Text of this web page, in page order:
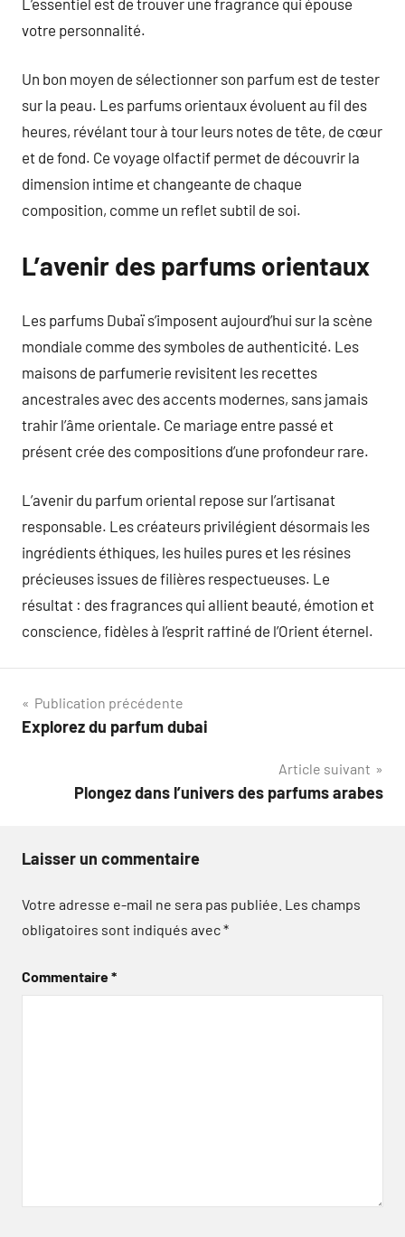
votre personnalité.
Un bon moyen de sélectionner son parfum est de tester
sur la peau. Les parfums orientaux évoluent au fil des
heures, révélant tour à tour leurs notes de tête, de cœur
et de fond. Ce voyage olfactif permet de découvrir la
dimension intime et changeante de chaque
composition, comme un reflet subtil de soi.
L’avenir des parfums orientaux
Les parfums Dubaï s’imposent aujourd’hui sur la scène
mondiale comme des symboles de authenticité. Les
maisons de parfumerie revisitent les recettes
ancestrales avec des accents modernes, sans jamais
trahir l’âme orientale. Ce mariage entre passé et
présent crée des compositions d’une profondeur rare.
L’avenir du parfum oriental repose sur l’artisanat
responsable. Les créateurs privilégient désormais les
ingrédients éthiques, les huiles pures et les résines
précieuses issues de filières respectueuses. Le
résultat : des fragrances qui allient beauté, émotion et
conscience, fidèles à l’esprit raffiné de l’Orient éternel.
Navigation
de
Publication précédente
Explorez du parfum dubai
Article suivant
Plongez dans l’univers des parfums arabes
Laisser un commentaire
Votre adresse e-mail ne sera pas publiée. Les champs
obligatoires sont indiqués avec*
Commentaire*